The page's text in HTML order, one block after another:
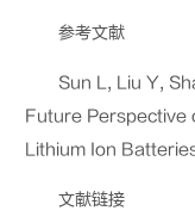
参考文献
Sun L, Liu Y,
Future Perspective
Lithium Ion
文献链接